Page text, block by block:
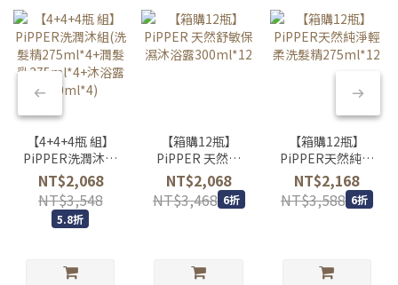
【4+4+4瓶 組】
PiPPER洗潤沐組
(洗髮精
275ml*4+潤髮乳
275ml*4+沐浴露
300ml*4)
NT$2,068
NT$3,548
5.8折
【箱購12瓶】
PiPPER 天然舒
敏保濕沐浴露
300ml*12
NT$2,068
NT$3,468 6折
【箱購12瓶】
PiPPER天然純淨
輕柔洗髮精
275ml*12
NT$2,168
NT$3,588 6折